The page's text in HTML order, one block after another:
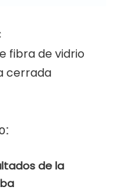
fibra de vidrio
cerrada
de la